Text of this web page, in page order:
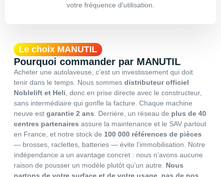
votre fréquence d'utilisation.
Le choix MANUTIL
Pourquoi commander par MANUTIL
Acheter une autolaveuse, c’est un investissement qui doit
tenir dans le temps. Nous sommes distributeur officiel
Noblelift et Heli , donc en prise directe avec le constructeur,
sans intermédiaire qui gonfle la facture. Chaque machine
neuve est garantie 2 ans . Derrière, un réseau de plus de 40
centres partenaires assure la maintenance et le SAV partout
en France, et notre stock de 100 000 références de pièces
— brosses, raclettes, batteries — évite l’immobilisation. Notre
indépendance a un avantage concret : nous n’avons aucune
raison de pousser un modèle plutôt qu’un autre. Nous